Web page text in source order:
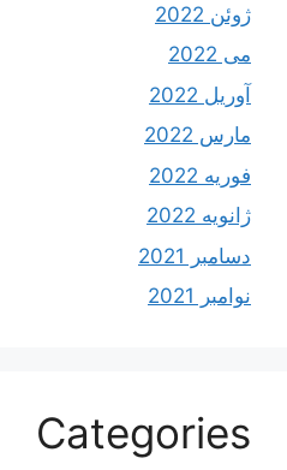
ژوئن 2022
می 2022
آوریل 2022
مارس 2022
فوریه 2022
ژانویه 2022
دسامبر 2021
نوامبر 2021
Categories